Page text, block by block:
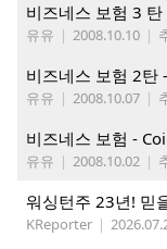
비즈네스 보험 3
유유 | 2008.10.10 |
비즈네스 보험 2탄
유유 | 2008.10.07 |
비즈네스 보험 -
유유 | 2008.10.02 |
워싱턴주 23년! 믿
KReporter |